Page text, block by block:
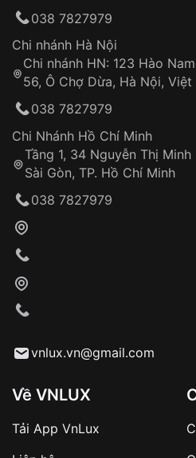
Hotline: 0585 215 215
Từ khóa SEO:
Khách hàng kiểm tra
Từ khóa SEO:
thống VNLUX
Đảm bảo quyền lợi
Đồng hành cùng khách
trình sử dụng
038 7827979
Chi nhánh Hà Nội
Chi nhánh HN: 123 Hào
56, Ô Chợ Dừa, Hà Nội, Việt
038 7827979
Chi Nhánh Hồ Chí Minh
Tầng 1, 34 Nguyễn Thị Minh
Sài Gòn, TP. Hồ Chí Minh
038 7827979
vnlux.vn@gmail.com
Về VNLUX
Tải App VnLux